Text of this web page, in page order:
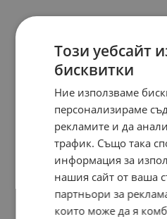
Този уебсайт
бисквитки
Ние използваме
персонализираме
рекламите и да
трафик. Също така
информация за
нашия сайт от ваша
партньори за
които може да я